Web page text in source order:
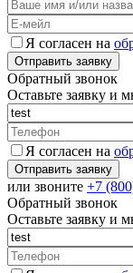
Я согласен на
Обратный звонок
Оставьте заявку и
Я согласен на
или звоните +7
Обратный звонок
Оставьте заявку и